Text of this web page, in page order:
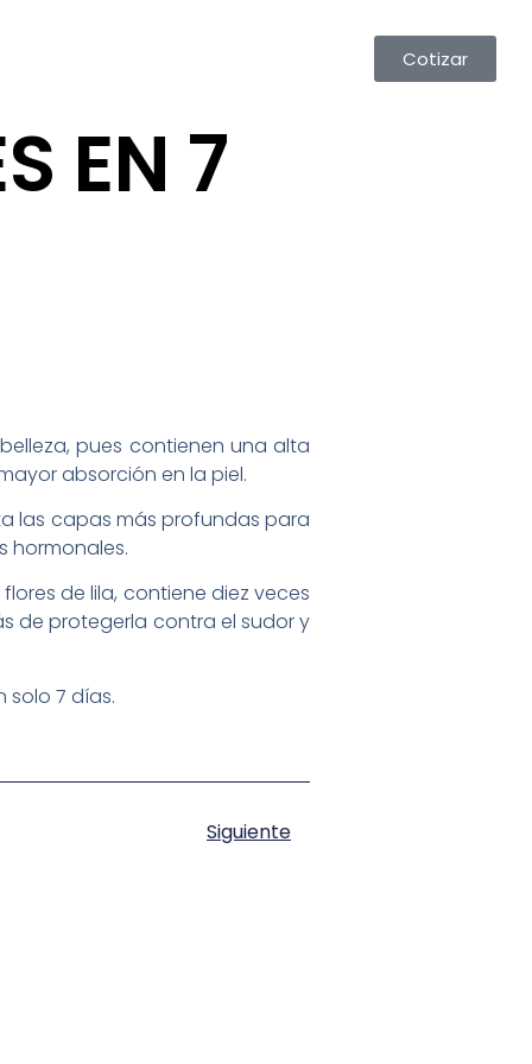
Cotizar
EN 7
pues contienen una alta
absorción en la piel.
las capas más profundas para
hormonales.
de lila, contiene diez veces
de protegerla contra el sudor y
solo 7 días.
Siguiente